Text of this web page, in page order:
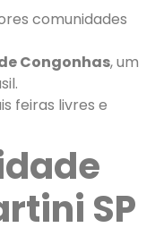
comunidades
Congonhas, um
feiras livres e
SP